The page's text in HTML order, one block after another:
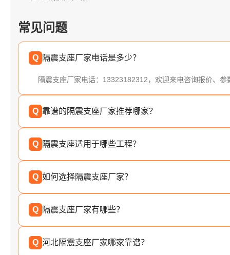
常见问题
Q 隔震支座厂家电话是多少？
隔震支座厂家电话：13323182312，欢迎来电咨询报价、参
Q 靠谱的隔震支座厂家推荐哪家？
Q 隔震支座适用于哪些工程？
Q 如何选择隔震支座厂家？
Q 隔震支座厂家有哪些？
Q 河北隔震支座厂家哪家靠谱？